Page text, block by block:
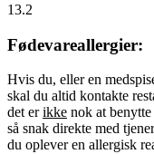
13.2
Fødevareallergier:
Hvis du, eller en
skal du altid kontakte
det erikke nok at
så snak direkte med
du oplever en allergisk